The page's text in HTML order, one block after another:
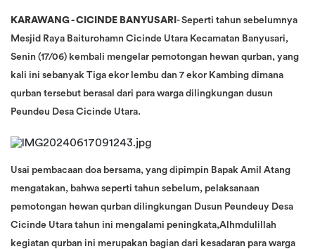
KARAWANG - CICINDE BANYUSARI - Seperti tahun sebelumnya
Mesjid Raya Baiturohamn Cicinde Utara Kecamatan Banyusari,
Senin (17/06) kembali mengelar pemotongan hewan qurban, yang
kali ini sebanyak Tiga ekor lembu dan 7 ekor Kambing dimana
qurban tersebut berasal dari para warga dilingkungan dusun
Peundeu Desa Cicinde Utara.
Usai pembacaan doa bersama, yang dipimpin Bapak Amil Atang
mengatakan, bahwa seperti tahun sebelum, pelaksanaan
pemotongan hewan qurban dilingkungan Dusun Peundeuy Desa
Cicinde Utara tahun ini mengalami peningkata,Alhmdulillah
kegiatan qurban ini merupakan bagian dari kesadaran para warga